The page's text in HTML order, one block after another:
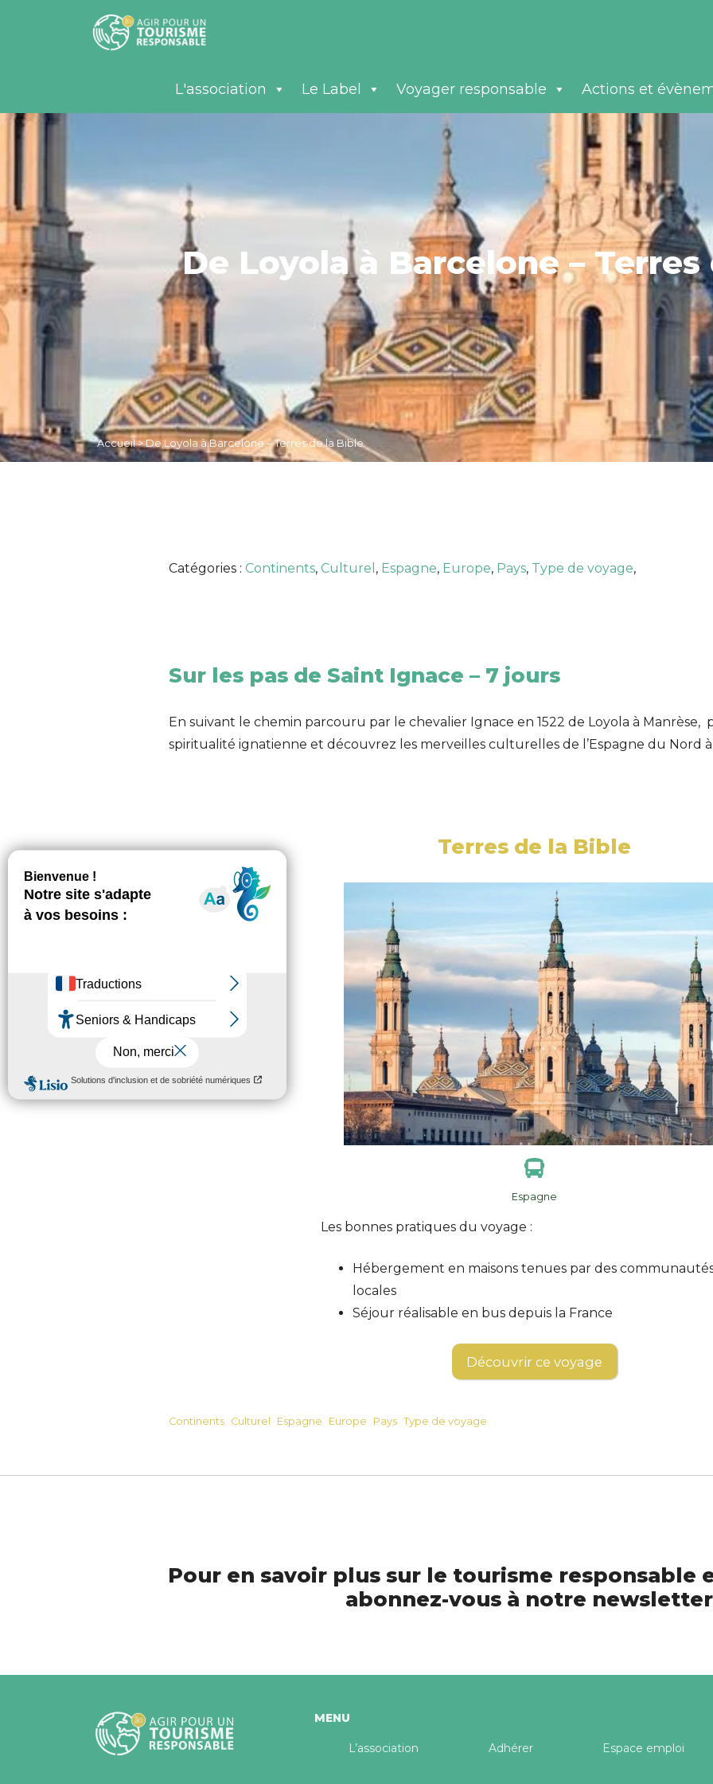
L'association Le Label Voyager responsable Actions et
De Loyola à Barcelone –
Accueil>De Loyola à Barcelone – Terres de la Bible
Catégories : Continents, Culturel , Espagne, Europe, Pays, Type de voyage,
Sur les pas de Saint Ignace – 7 jours
En suivant le chemin parcouru par le chevalier Ignace en 1522 de Loyola à Manrèse,
spiritualité ignatienne et découvrez les merveilles culturelles de l’Espagne du Nord à
Terres de la Bible
Espagne
Les bonnes pratiques du voyage :
Hébergement en maisons tenues par des
locales
Séjour réalisable en bus depuis la France
Découvrir ce voyage
Continents Culturel Espagne Europe Pays Type de voyage
Pour en savoir plus sur le tourisme responsable
abonnez-vous à notre
MENU
L’association Adhérer Espace emploi